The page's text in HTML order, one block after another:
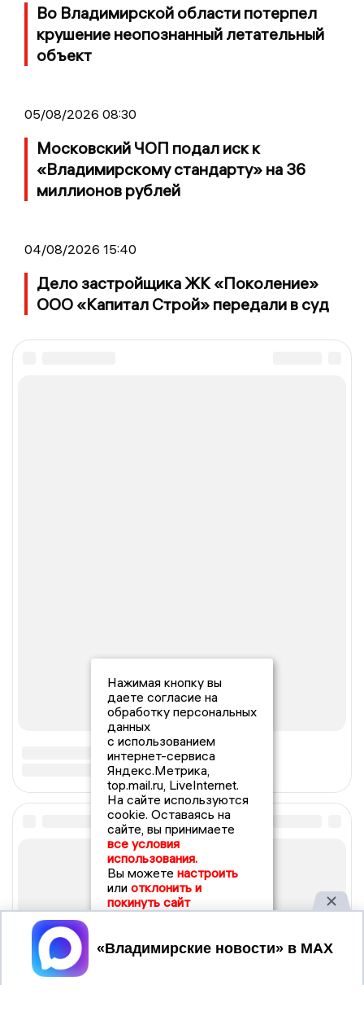
Во Владимирской области потерпел
крушение неопознанный летательный
объект
05/08/2026 08:30
Московский ЧОП подал иск к
«Владимирскому стандарту» на 36
миллионов рублей
04/08/2026 15:40
Дело застройщика ЖК «Поколение»
ООО «Капитал Строй» передали в суд
Нажимая кнопку вы
даете согласие на
обработку персональных
данных
с использованием
интернет-сервиса
Яндекс.Метрика,
top.mail.ru, LiveInternet.
На сайте используются
cookie. Оставаясь на
сайте, вы принимаете
все условия
использования.
Вы можете настроить
или отклонить и
покинуть сайт
Принять